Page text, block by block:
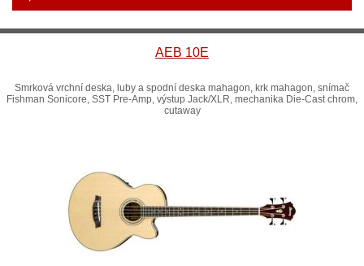
AEB 10E
Smrková vrchní deska, luby a spodní deska mahagon, krk mahagon, snímač
Fishman Sonicore, SST Pre-Amp, výstup Jack/XLR, mechanika Die-Cast chrom,
cutaway